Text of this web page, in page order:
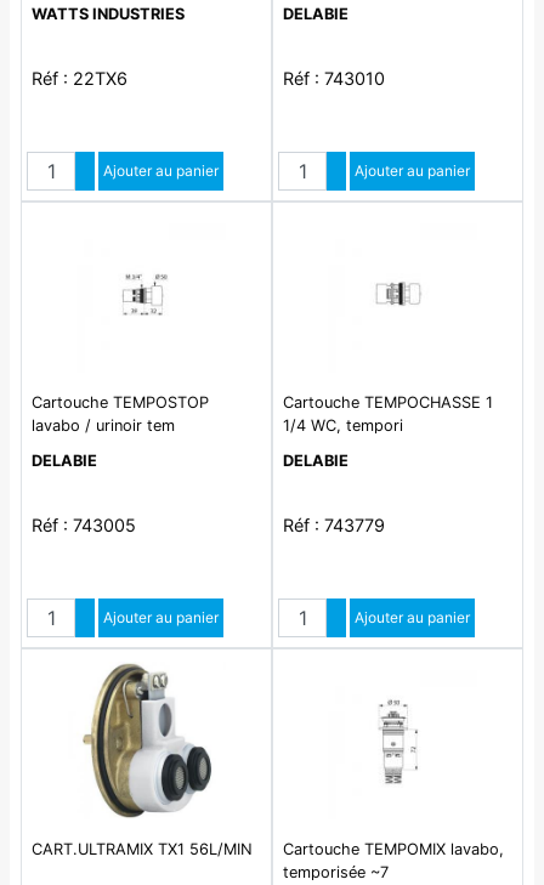
WATTS INDUSTRIES
Réf : 22TX6
QuantitéAugmenter quantité
Diminuer quantité
Ajouter au panier
DELABIE
Réf : 743010
QuantitéAugmenter quantité
Diminuer quantité
Ajouter au panier
Cartouche TEMPOSTOP
lavabo / urinoir tem
DELABIE
Réf : 743005
QuantitéAugmenter quantité
Diminuer quantité
Ajouter au panier
Cartouche TEMPOCHASSE 1
1/4 WC, tempori
DELABIE
Réf : 743779
QuantitéAugmenter quantité
Diminuer quantité
Ajouter au panier
CART.ULTRAMIX TX1 56L/MIN
Cartouche TEMPOMIX lavabo,
temporisée ~7